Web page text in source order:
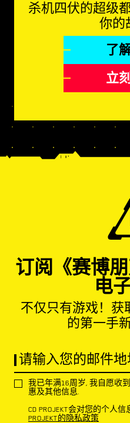
杀机四伏的超级
你的
了
立
订阅《赛博
电
不仅只有游戏！获
的第一手
请输入您的邮件地
我已年满16周岁, 我自愿收到
惠及其他信息.
CD PROJEKT会对您的个人
PROJEKT的隐私政策